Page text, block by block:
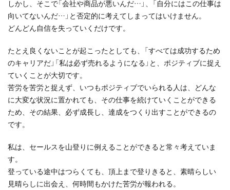
しかし、そこで「会社や商品が悪いんだ…」、「自分にはこの仕事は
向いてないんだ…」と否定的に考えてしまってはいけません。
どんどん自信を失っていくだけです。
たとえ良くないことが起こったとしても、「すべては成功するため
のキャリアだ」「私は必ず売れるようになる」と、ポジティブに捉え
ていくことが大切です。
苦労を苦労と捉えず、いつもポジティブでいられる人は、どんな
に大変な状況に置かれても、その仕事を続けていくことができる
ため、その結果、必ず成長し、達成をつくり出すことができるの
です。
私は、セールスを山登りに例えることができると常々考えていま
す。
登っている途中はつらくても、頂上まで登りきると、素晴らしい
見晴らしに出会え、何時間もかけた苦労が報われる。